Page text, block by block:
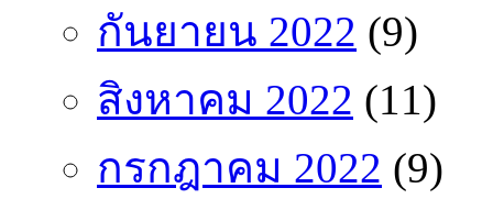
กันยายน 2022 (9)
สิงหาคม 2022 (11)
กรกฎาคม 2022 (9)